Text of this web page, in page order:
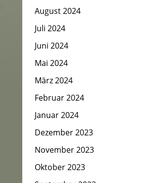
August 2024
Juli 2024
Juni 2024
Mai 2024
März 2024
Februar 2024
Januar 2024
Dezember 2023
November 2023
Oktober 2023